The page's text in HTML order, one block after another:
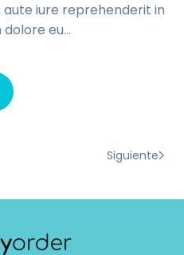
iure reprehenderit in
eu...
Siguiente